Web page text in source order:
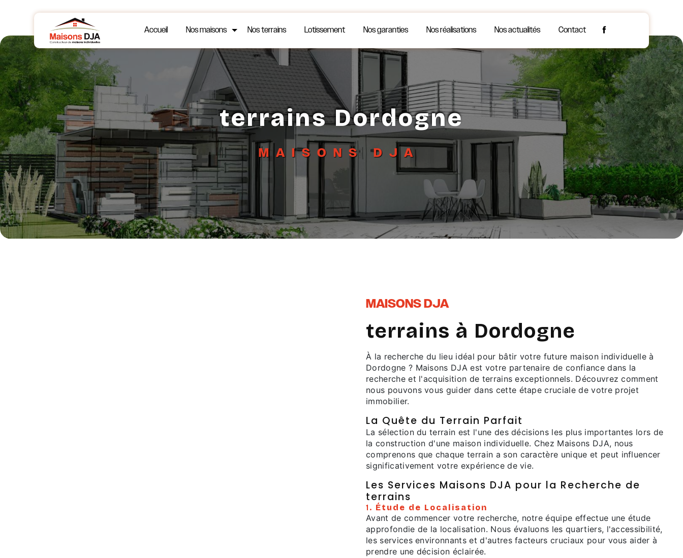
Accueil Nos maisons Nos terrains Lotissement Nos garanties Nos réalisations Nos actualités Contact
terrains Dordogne
MAISONS DJA
MAISONS DJA
terrains à Dordogne
À la recherche du lieu idéal pour bâtir votre future maison individuelle à
Dordogne ? Maisons DJA est votre partenaire de confiance dans la
recherche et l'acquisition de terrains exceptionnels. Découvrez comment
nous pouvons vous guider dans cette étape cruciale de votre projet
immobilier.
La Quête du Terrain Parfait
La sélection du terrain est l'une des décisions les plus importantes lors de
la construction d'une maison individuelle. Chez Maisons DJA, nous
comprenons que chaque terrain a son caractère unique et peut influencer
significativement votre expérience de vie.
Les Services Maisons DJA pour la Recherche de
terrains
1. Étude de Localisation
Avant de commencer votre recherche, notre équipe effectue une étude
approfondie de la localisation. Nous évaluons les quartiers, l'accessibilité,
les services environnants et d'autres facteurs cruciaux pour vous aider à
prendre une décision éclairée.